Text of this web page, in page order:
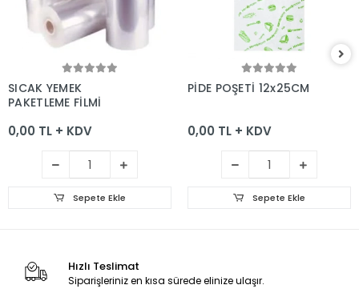
SICAK YEMEK
PAKETLEME FİLMİ
0,00 TL + KDV
Sepete Ekle
Sepete Ekle
PİDE POŞETİ 12x25CM
0,00 TL + KDV
Sepete Ekle
Hızlı Teslimat
Siparişleriniz en kısa sürede elinize ulaşır.